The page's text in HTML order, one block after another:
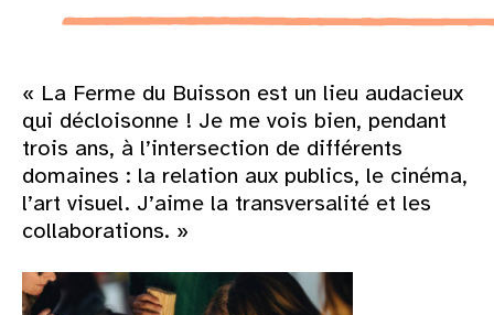
« La Ferme du Buisson est un lieu audacieux
qui décloisonne ! Je me vois bien, pendant
trois ans, à l’intersection de différents
domaines : la relation aux publics, le cinéma,
l’art visuel. J’aime la transversalité et les
collaborations. »